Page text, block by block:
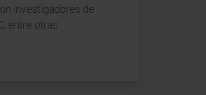
investigadores de
entre otras